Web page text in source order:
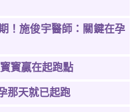
！施俊宇醫師：關鍵在孕
寳贏在起跑點
那天就已起跑